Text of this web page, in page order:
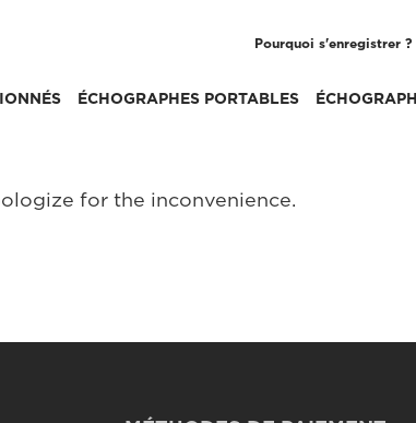
Pourquoi s'enregistrer ?
ÉCHOGRAPHES PORTABLES
for the inconvenience.